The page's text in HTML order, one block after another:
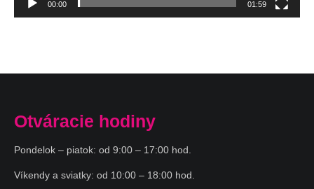
00:00 01:59
Otváracie hodiny
Pondelok – piatok: od 9:00 – 17:00 hod.
Víkendy a sviatky: od 10:00 – 18:00 hod.